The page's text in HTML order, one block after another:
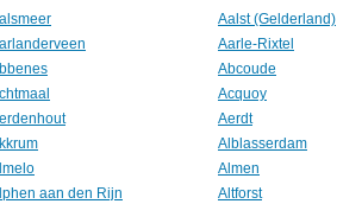
Aalst (Gelderland)
Aarle-Rixtel
Abcoude
Acquoy
Aerdt
Alblasserdam
Almen
aan den Rijn Altforst